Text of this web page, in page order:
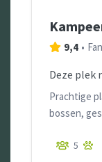
9,4 •
Prachtige
bossen,
5